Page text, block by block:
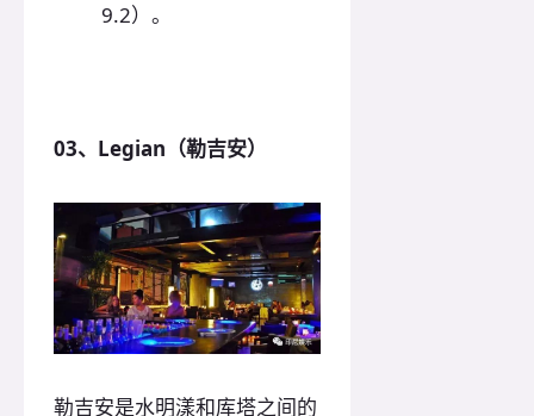
9.2）。
03、Legian（勒吉安）
勒吉安是水明漾和库塔之间的